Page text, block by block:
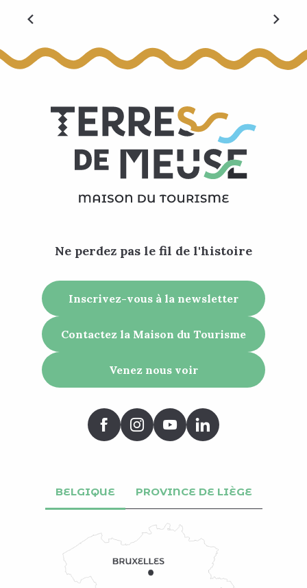
Visites guidées
Ne perdez pas le fil de l'histoire
Inscrivez-vous à la newsletter
Contactez la Maison du Tourisme
Venez nous voir
BELGIQUE PROVINCE DE LIÈGE